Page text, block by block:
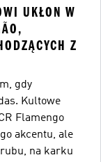
UKŁON W
Z
gdy
Kultowe
Flamengo
akcentu, ale
na karku